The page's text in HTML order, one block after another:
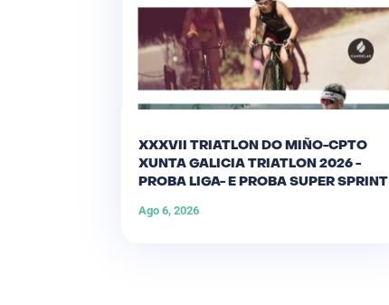
XXXVII TRIATLON DO MIÑO-CPTO
XUNTA GALICIA TRIATLON 2026 -
PROBA LIGA- E PROBA SUPER SPRINT
Ago 6, 2026